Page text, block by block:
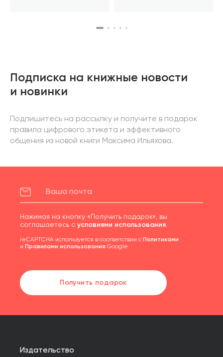
Подписка на книжные новости
и новинки
Подпишитесь на рассылку и получите в подарок
правила цифрового этикета и эффективного
общения из новой книги Максима Ильяхова.
Нажимая на кнопку «Получить подарок», вы
соглашаетесь с условиями использования.
reCAPTCHA используется в соответствии с Политиками
и Правилами использования Google.
Получить подарок
Издательство